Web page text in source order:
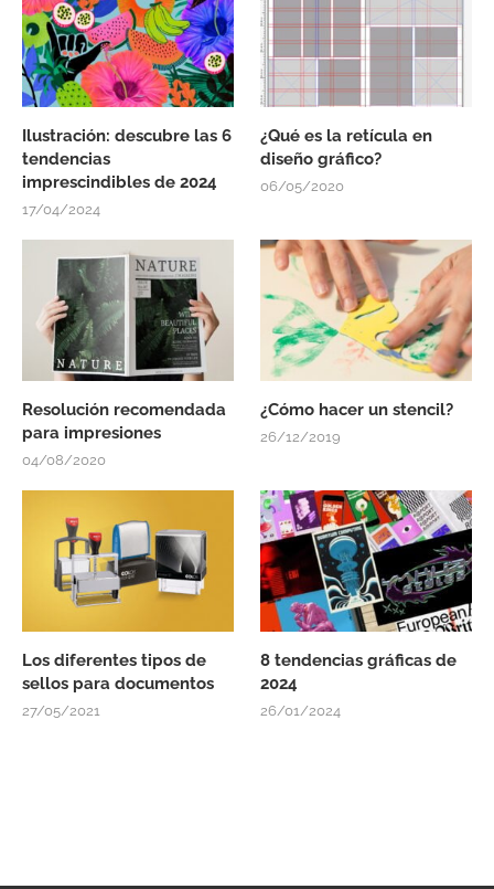
Ilustración: descubre las 6
tendencias
imprescindibles de 2024
17/04/2024
¿Qué es la retícula en
diseño gráfico?
06/05/2020
Resolución recomendada
para impresiones
04/08/2020
¿Cómo hacer un stencil?
26/12/2019
Los diferentes tipos de
sellos para documentos
27/05/2021
8 tendencias gráficas de
2024
26/01/2024